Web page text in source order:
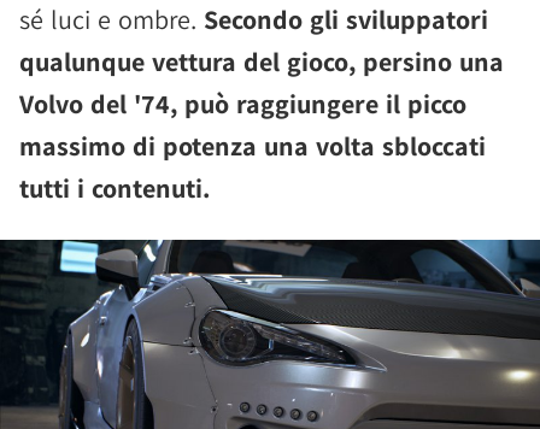
sé luci e ombre. Secondo gli sviluppatori
qualunque vettura del gioco, persino una
Volvo del '74, può raggiungere il picco
massimo di potenza una volta sbloccati
tutti i contenuti.